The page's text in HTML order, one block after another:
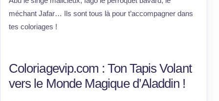
méchant Jafar… Ils sont tous là pour t’accompagner dans
tes coloriages !
Coloriagevip.com : Ton Tapis Volant
vers le Monde Magique d’Aladdin !